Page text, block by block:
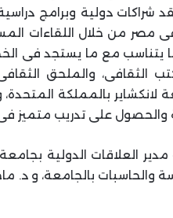
شراكات دولية وبرامج
فى مصر من خلال اللقاءات
يتناسب مع ما يستجد فى
الثقافى، والملحق
على تدريب متميز
مدير العلاقات الدولية
والحاسبات بالجامعة، و د.